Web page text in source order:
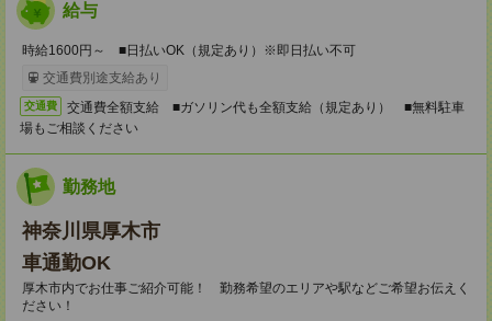
給与
時給1600円～ ■日払いOK（規定あり）※即日払い不可
交通費別途支給あり
交通費
交通費全額支給 ■ガソリン代も全額支給（規定あり） ■無料駐車
場もご相談ください
勤務地
神奈川県厚木市
車通勤OK
厚木市内でお仕事ご紹介可能！ 勤務希望のエリアや駅などご希望お伝えく
ださい！